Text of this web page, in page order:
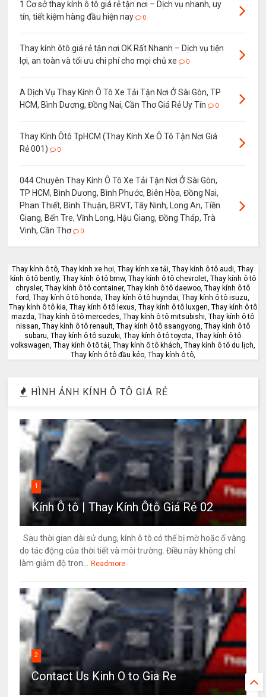
1 Cơ sở thay kính ô tô giá rẻ tận nơi – Dịch vụ nhanh, uy
tín, tiết kiệm hàng đầu hiện nay
0
Thay kính ôtô giá rẻ tận nơi OK Rất Nhanh – Dịch vụ tiện
lợi, an toàn và tối ưu chi phí cho mọi chủ xe
0
A Dịch Vụ Thay Kính Ô Tô Xe Tải Tận Nơi Ở Sài Gòn, TP
HCM, Bình Dương, Đồng Nai, Cần Thơ Giá Rẻ Uy Tín
0
Thay Kính Ôtô TpHCM (Thay Kính Xe Ô Tô Tận Nơi Giá
Rẻ 001)
0
044 Chuyên Thay Kính Ô Tô Xe Tải Tận Nơi Ở Sài Gòn,
TP HCM, Bình Dương, Bình Phước, Biên Hòa, Đồng Nai,
Phan Thiết, Bình Thuận, BRVT, Tây Ninh, Long An, Tiền
Giang, Bến Tre, Vĩnh Long, Hậu Giang, Đồng Tháp, Trà
Vinh, Cần Thơ
0
Thay kính ô tô, Thay kính xe hơi, Thay kính xe tải, Thay kính ô tô audi, Thay
kính ô tô bently, Thay kính ô tô bmw, Thay kính ô tô chevrolet, Thay kính ô tô
chrysler, Thay kính ô tô container, Thay kính ô tô daewoo, Thay kính ô tô
ford, Thay kính ô tô honda, Thay kính ô tô huyndai, Thay kính ô tô isuzu,
Thay kính ô tô kia, Thay kính ô tô lexus, Thay kính ô tô luxgen, Thay kính ô tô
mazda, Thay kính ô tô mercedes, Thay kính ô tô mitsubishi, Thay kính ô tô
nissan, Thay kính ô tô renault, Thay kính ô tô ssangyong, Thay kính ô tô
subaru, Thay kính ô tô suzuki, Thay kính ô tô toyota, Thay kính ô tô
volkswagen, Thay kính ô tô tải, Thay kính ô tô khách, Thay kính ô tô du lịch,
Thay kính ô tô đầu kéo, Thay kính ô tô,
HÌNH ẢNH KÍNH Ô TÔ GIÁ RẺ
1
Kính Ô tô | Thay Kính Ôtô Giá Rẻ 02
Sau thời gian dài sử dụng, kính ô tô có thể bị mờ hoặc ố vàng
do tác động của thời tiết và môi trường. Điều này không chỉ
làm giảm độ tron...
Readmore
2
Contact Us Kinh O to Gia Re